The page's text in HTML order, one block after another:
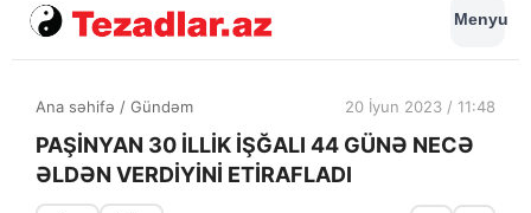
Menyu
Ana səhifə / Gündəm 20 İyun 2023 / 11:48
PAŞİNYAN 30 İLLİK İŞĞALI 44 GÜNƏ NECƏ
ƏLDƏN VERDİYİNİ ETİRAFLADI